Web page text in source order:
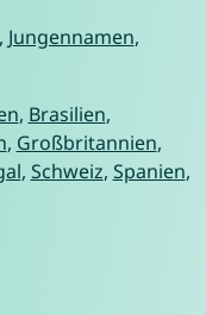
, Jungennamen,
, Brasilien,
, Großbritannien,
, Schweiz, Spanien,